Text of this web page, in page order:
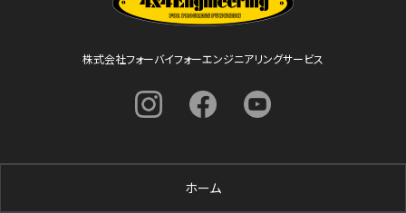
株式会社フォーバイフォーエンジニアリングサービス
ホーム